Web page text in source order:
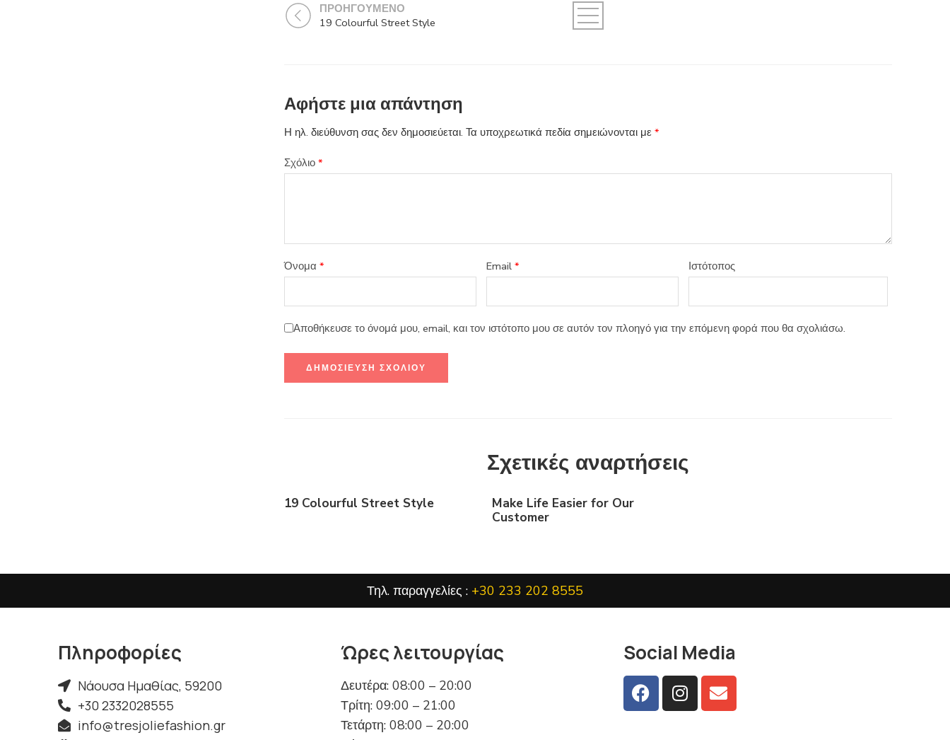
ΠΡΟΗΓΟΥΜΕΝΟ
19 Colourful Street Style
Αφήστε μια απάντηση
Η ηλ. διεύθυνση σας δεν δημοσιεύεται. Τα υποχρεωτικά πεδία σημειώνονται με *
Σχόλιο *
Όνομα * Email* Ιστότοπος
Αποθήκευσε το όνομά μου, email, και τον ιστότοπο μου σε αυτόν τον πλοηγό για την επόμενη φορά που θα σχολιάσω.
Σχετικές αναρτήσεις
19 Colourful Street Style
Make Life Easier for Our
Customer
Τηλ. παραγγελίες : +30 233 202 8555
Πληροφορίες
Νάουσα Ημαθίας, 59200
+30 2332028555
info@tresjoliefashion.gr
Ώρες λειτουργίας
Δευτέρα: 08:00 – 20:00
Τρίτη: 09:00 – 21:00
Τετάρτη: 08:00 – 20:00
Social Media